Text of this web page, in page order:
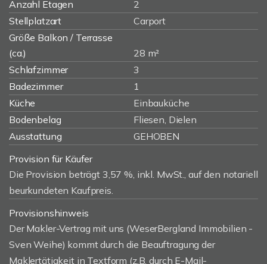
Anzahl Etagen
2
Stellplatzart
Carport
Größe Balkon / Terrasse
(ca.)
28 m²
Schlafzimmer
3
Badezimmer
1
Küche
Einbauküche
Bodenbelag
Fliesen, Dielen
Ausstattung
GEHOBEN
Provision für Käufer
Die Provision beträgt 3,57 %, inkl. MwSt., auf den notariell
beurkundeten Kaufpreis.
Provisionshinweis
Der Makler-Vertrag mit uns (WeserBergland Immobilien -
Sven Weihe) kommt durch die Beauftragung der
Maklertätigkeit in Textform (z.B. durch E-Mail-